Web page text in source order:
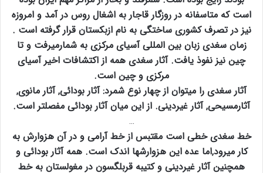
است که متاسفانه در روزگار قاجار به اشغال روس در آمد و امروزه
نیز در تصرف کشوری ساختگی به نام ازبکستان قرار گرفته است .
زمان سغدی زبان بین المللی آسیای مرکزی به شمارمیرفت و تا
چین نیز نفوذ یافت. آثار سغدی همه از اکتشافات اخیر آسیای
مرکزی و چین است.
آثار سغدی را میتوان از چهار نوع شمرد: آثار بودائی‚ آثار مانوی‚
آثارمسیحی‚ آثار غیردینی. از این میان آثار بودائی مفصلتر است.
…
خط سغدی خطی است مقتبس از خط آرامی و در آن هزوارش به
کار میرود‚اما عده این هزوارشها اندک است. همه آثار بودائی و
همچنین آثار غیردینی و کتیبه قربلگسون در مغولستان به خط